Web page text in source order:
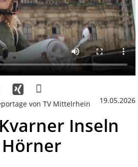
von TV Mittelrhein
19.05.2026
Inseln